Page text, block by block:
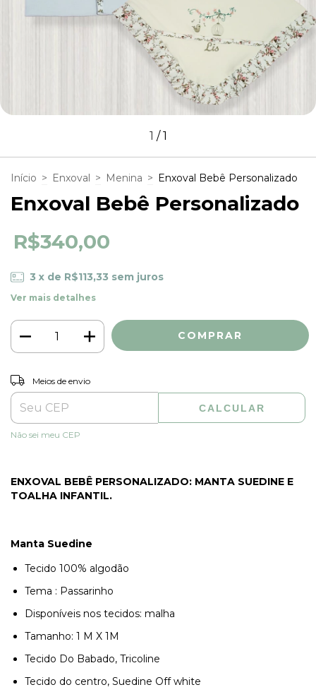
1 /1
Início > Enxoval > Menina > Enxoval Bebê Personalizado
Enxoval Bebê Personalizado
R$340,00
3 x de R$113,33 sem juros
Ver mais detalhes
Entregas para o CEP:
Meios de envio
CALCULAR
Não sei meu CEP
ENXOVAL BEBÊ PERSONALIZADO: MANTA SUEDINE E
TOALHA INFANTIL.
Manta Suedine
Tecido 100% algodão
Tema : Passarinho
Disponíveis nos tecidos: malha
Tamanho: 1 M X 1M
Tecido Do Babado, Tricoline
Tecido do centro, Suedine Off white